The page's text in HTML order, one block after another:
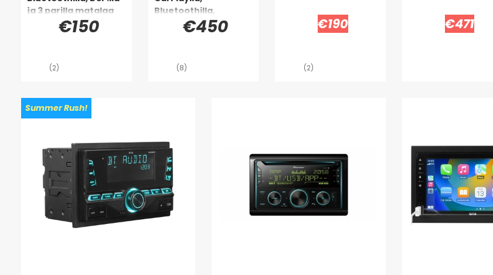
ja 3 parilla matalaa
€150
(2)
Bluetoothilla,
handsfree-
toiminnolla ja muulla
€450
(8)
€190
(2)
€471
Summer Rush!